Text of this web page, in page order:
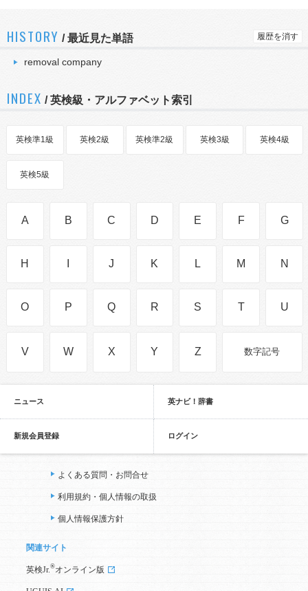
HISTORY /最近見た単語 履歴を消す
removal company
INDEX / 英検級・アルファベット索引
英検準1級 英検2級 英検準2級 英検3級 英検4級
英検5級
A B C D E F G
H J K L M N
O P Q R S T U
V W X Y Z 数字記号
ニュース 英ナビ！辞書
新規会員登録 ログイン
よくある質問・お問合せ
利用規約・個人情報の取扱
個人情報保護方針
関連サイト
英検Jr. ®オンライン版